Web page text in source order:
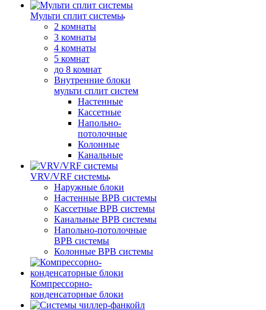
Мульти сплит системы
2 комнаты
3 комнаты
4 комнаты
5 комнат
до 8 комнат
Внутренние блоки
мульти сплит систем
Настенные
Кассетные
Напольно-
потолочные
Колонные
Канальные
VRV/VRF системы
Наружные блоки
Настенные ВРВ системы
Кассетные ВРВ системы
Канальные ВРВ системы
Напольно-потолочные
ВРВ системы
Колонные ВРВ системы
Компрессорно-
конденсаторные блоки